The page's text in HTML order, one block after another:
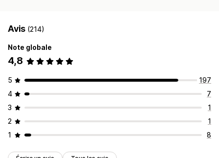
Avis (214)
Note globale
4,8
5
197
4
7
3
1
2
1
1
8